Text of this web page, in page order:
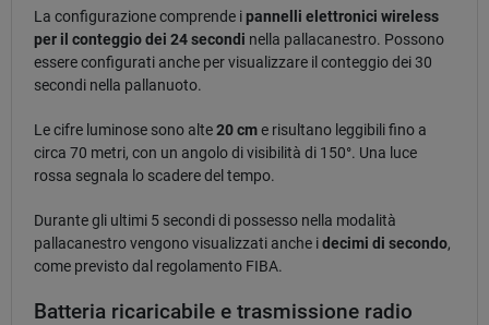
La configurazione comprende ipannelli elettronici wireless
per il conteggio dei 24 secondi nella pallacanestro. Possono
essere configurati anche per visualizzare il conteggio dei 30
secondi nella pallanuoto.
Le cifre luminose sono alte20 cme risultano leggibili fino a
circa 70 metri, con un angolo di visibilità di 150°. Una luce
rossa segnala lo scadere del tempo.
Durante gli ultimi 5 secondi di possesso nella modalità
pallacanestro vengono visualizzati anche idecimi di secondo,
come previsto dal regolamento FIBA.
Batteria ricaricabile e trasmissione radio